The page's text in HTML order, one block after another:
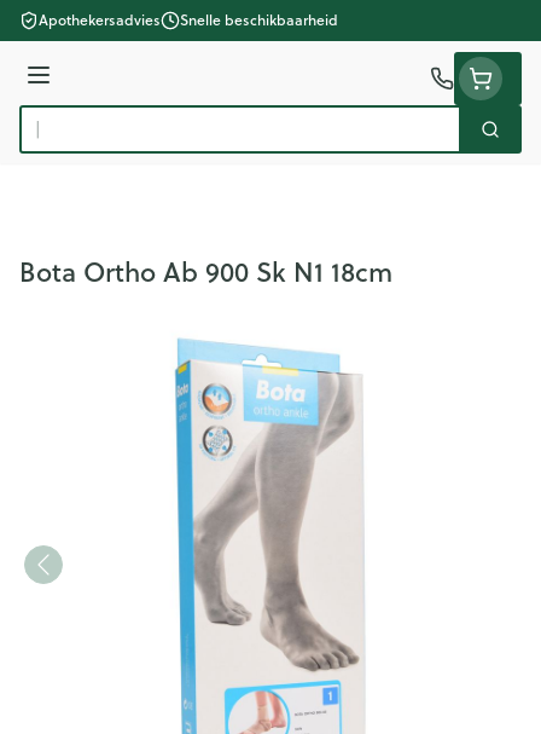
Ga naar de inhoud
Apothekersadvies Snelle beschikbaarheid
Menu
Product, merk, categorie...
Zoek
Bota Ortho Ab 900 Sk N1 18cm